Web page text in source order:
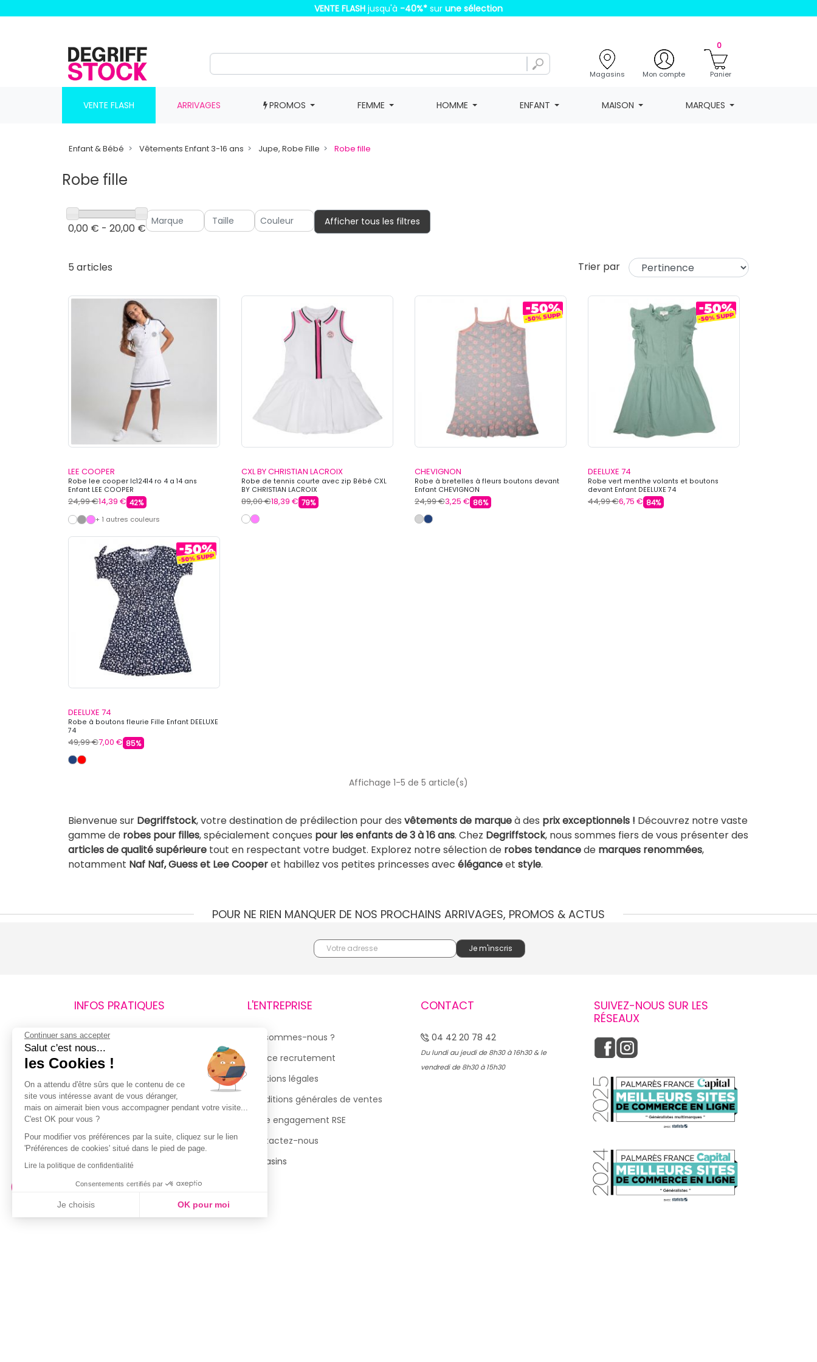
VENTE FLASH jusqu'à -40%* sur une sélection
Magasins Mon compte
0
Panier
VENTE FLASH ARRIVAGES PROMOS FEMME HOMME ENFANT MAISON MARQUES
Enfant & Bébé Vêtements Enfant 3-16 ans Jupe, Robe Fille Robe fille
Robe fille
0,00 € - 20,00 €
Afficher tous les filtres
5 articles Trier par
LEE COOPER
Robe lee cooper lc12414 ro 4 a 14 ans
Enfant LEE COOPER
24,99 €14,39 € 42%
+ 1 autres couleurs
CXL BY CHRISTIAN LACROIX
Robe de tennis courte avec zip Bébé CXL
BY CHRISTIAN LACROIX
89,00 €18,39 € 79%
CHEVIGNON
Robe à bretelles à fleurs boutons devant
Enfant CHEVIGNON
24,99 €3,25 € 86%
DEELUXE 74
Robe vert menthe volants et boutons
devant Enfant DEELUXE 74
44,99 €6,75 € 84%
DEELUXE 74
Robe à boutons fleurie Fille Enfant DEELUXE
74
49,99 €7,00 € 85%
Affichage 1-5 de 5 article(s)
Bienvenue sur Degriffstock, votre destination de prédilection pour des vêtements de marqueà des prix exceptionnels ! Découvrez notre vaste
gamme de robes pour filles, spécialement conçues pour les enfants de 3 à 16 ans. Chez Degriffstock, nous sommes fiers de vous présenter des
articles de qualité supérieure tout en respectant votre budget. Explorez notre sélection de robes tendancede marques renommées,
notamment Naf Naf, Guess et Lee Cooperet habillez vos petites princesses avec éléganceet style.
POUR NE RIEN MANQUER DE NOS PROCHAINS ARRIVAGES, PROMOS & ACTUS
INFOS PRATIQUES
Retours et remboursements
Suivi de commande
Livraisons
Guide des tailles
Politique de confidentialité
Conditions générales d’utilisation
de la Carte de Fidélité
L'ENTREPRISE
Qui sommes-nous ?
Espace recrutement
Mentions légales
Conditions générales de ventes
Notre engagement RSE
Contactez-nous
Magasins
CONTACT
04 42 20 78 42
Du lundi au jeudi de 8h30 à 16h30 & le
vendredi de 8h30 à 15h30
SUIVEZ-NOUS SUR LES
RÉSEAUX
Continuer sans accepter
Salut c'est nous...
les Cookies !
On a attendu d'être sûrs que le contenu de ce
site vous intéresse avant de vous déranger,
mais on aimerait bien vous accompagner pendant votre visite...
C'est OK pour vous ?
Pour modifier vos préférences par la suite, cliquez sur le lien
'Préférences de cookies' situé dans le pied de page.
Lire la politique de confidentialité
Consentements certifiés par
Je choisis OK pour moi